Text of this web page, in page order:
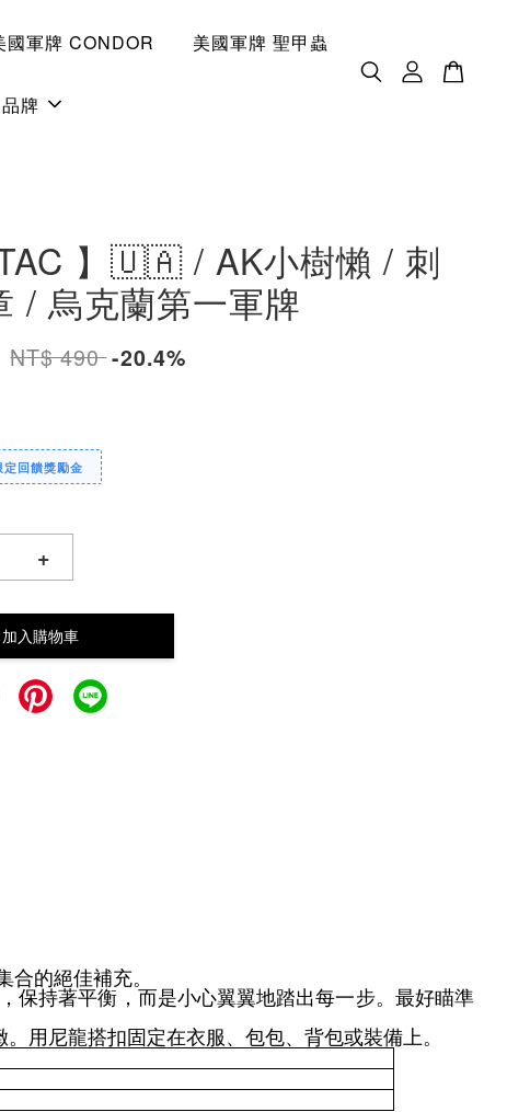
國軍牌 CONDOR 美國軍牌 聖甲蟲
牌
TAC 】🇺🇦 / AK小樹懶 / 刺
/ 烏克蘭第一軍牌
NT$ 490-20.4%
回饋獎勵金
+
加入購物車
的絕佳補充。
保持著平衡，而是小心翼翼地踏出每一步。最好瞄準
用尼龍搭扣固定在衣服、包包、背包或裝備上。